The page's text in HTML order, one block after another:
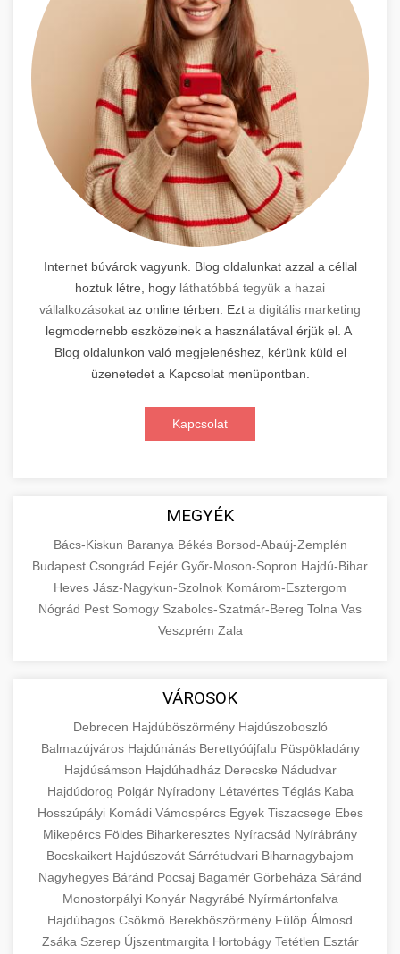
Internet búvárok vagyunk. Blog oldalunkat azzal a céllal
hoztuk létre, hogy láthatóbbá tegyük a hazai
vállalkozásokat az online térben. Ezt a digitális marketing
legmodernebb eszközeinek a használatával érjük el. A
Blog oldalunkon való megjelenéshez, kérünk küld el
üzenetedet a Kapcsolat menüpontban.
Kapcsolat
MEGYÉK
Bács-Kiskun Baranya Békés Borsod-Abaúj-Zemplén
Budapest Csongrád Fejér Győr-Moson-Sopron Hajdú-Bihar
Heves Jász-Nagykun-Szolnok Komárom-Esztergom
Nógrád Pest Somogy Szabolcs-Szatmár-Bereg Tolna Vas
Veszprém Zala
VÁROSOK
Debrecen Hajdúböszörmény Hajdúszoboszló
Balmazújváros Hajdúnánás Berettyóújfalu Püspökladány
Hajdúsámson Hajdúhadház Derecske Nádudvar
Hajdúdorog Polgár Nyíradony Létavértes Téglás Kaba
Hosszúpályi Komádi Vámospércs Egyek Tiszacsege Ebes
Mikepércs Földes Biharkeresztes Nyíracsád Nyírábrány
Bocskaikert Hajdúszovát Sárrétudvari Biharnagybajom
Nagyhegyes Báránd Pocsaj Bagamér Görbeháza Sáránd
Monostorpályi Konyár Nagyrábé Nyírmártonfalva
Hajdúbagos Csökmő Berekböszörmény Fülöp Álmosd
Zsáka Szerep Újszentmargita Hortobágy Tetétlen Esztár